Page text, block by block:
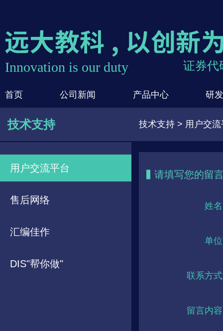
Innovation is our duty 证券代
首页 公司新闻 产品中心 研
技术支持 技术支持 > 用户交流
用户交流平台
售后网络
汇编佳作
DIS"帮你做"
请填写您的留
姓
单
联系方
留言内